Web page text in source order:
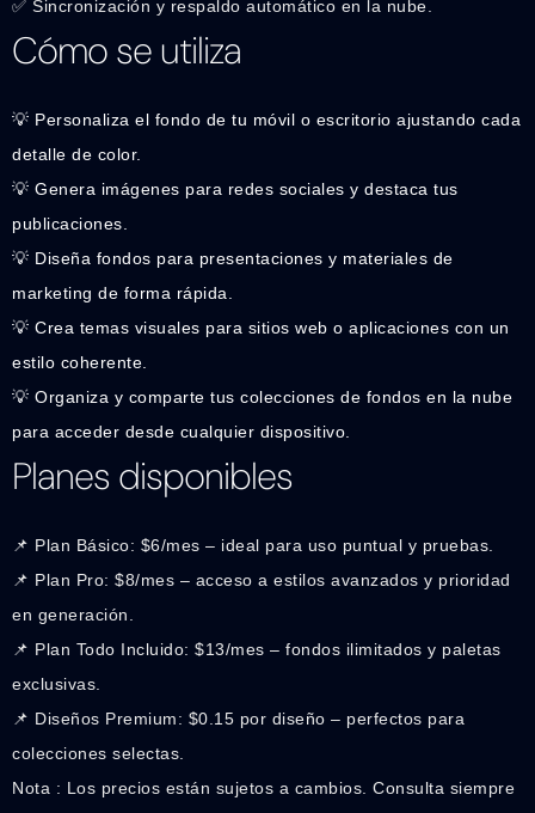
✅ Sincronización y respaldo automático en la nube.
Cómo se utiliza
💡 Personaliza el fondo de tu móvil o escritorio ajustando cada
detalle de color.
💡 Genera imágenes para redes sociales y destaca tus
publicaciones.
💡 Diseña fondos para presentaciones y materiales de
marketing de forma rápida.
💡 Crea temas visuales para sitios web o aplicaciones con un
estilo coherente.
💡 Organiza y comparte tus colecciones de fondos en la nube
para acceder desde cualquier dispositivo.
Planes disponibles
📌 Plan Básico: $6/mes – ideal para uso puntual y pruebas.
📌 Plan Pro: $8/mes – acceso a estilos avanzados y prioridad
en generación.
📌 Plan Todo Incluido: $13/mes – fondos ilimitados y paletas
exclusivas.
📌 Diseños Premium: $0.15 por diseño – perfectos para
colecciones selectas.
Nota : Los precios están sujetos a cambios. Consulta siempre